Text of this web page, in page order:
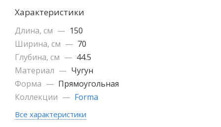
Характеристики
Длина, см — 150
Ширина, см — 70
Глубина, см — 44.5
Материал — Чугун
Форма — Прямоугольная
Коллекции — Forma
Все характеристики